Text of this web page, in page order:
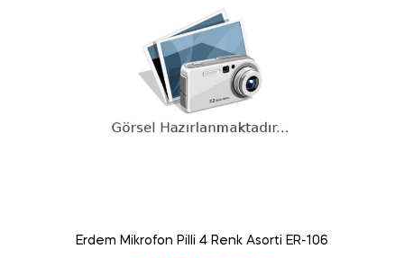
Erdem Mikrofon Pilli 4 Renk Asorti ER-106